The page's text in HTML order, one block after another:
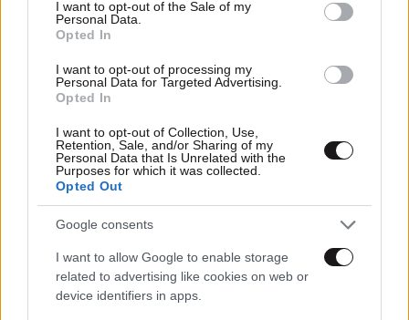
I want to opt-out of the Sale of my
Personal Data.
Opted In
I want to opt-out of processing my
Personal Data for Targeted Advertising.
Opted In
I want to opt-out of Collection, Use,
Retention, Sale, and/or Sharing of my
Personal Data that Is Unrelated with the
Purposes for which it was collected.
Opted Out
Google consents
I want to allow Google to enable storage
related to advertising like cookies on web or
device identifiers in apps.